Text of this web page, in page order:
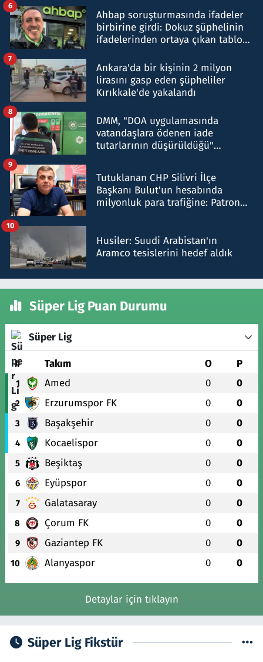
Ahbap soruşturmasında ifadeler
birbirine girdi: Dokuz şüphelinin
ifadelerinden ortaya çıkan tablo
6
Ankara'da bir kişinin 2 milyon
lirasını gasp eden şüpheliler
Kırıkkale'de yakalandı
7
DMM, "DOA uygulamasında
vatandaşlara ödenen iade
tutarlarının düşürüldüğü"
8
Tutuklanan CHP Silivri İlçe
Başkanı Bulut'un hesabında
milyonluk para trafiğine: Patron
9
Husiler: Suudi Arabistan'ın
Aramco tesislerini hedef aldık
10
Süper Lig Puan Durumu
Süper Lig
# Takım O P
1 Amed 0 0
2 Erzurumspor FK 0 0
3 Başakşehir 0 0
4 Kocaelispor 0 0
5 Beşiktaş 0 0
6 Eyüpspor 0 0
7 Galatasaray 0 0
8 Çorum FK 0 0
9 Gaziantep FK 0 0
10 Alanyaspor 0 0
Detaylar için tıklayın
Süper Lig Fikstür